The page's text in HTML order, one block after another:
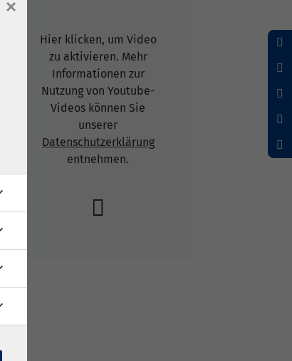
Hier klicken, um Video
zu aktivieren. Mehr
Informationen zur
Nutzung von Youtube-
Videos können Sie
unserer
Datenschutzerklärung
entnehmen.
×